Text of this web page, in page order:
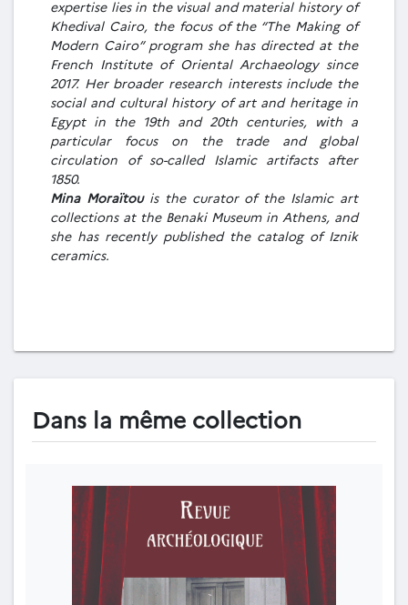
expertise lies in the visual and material history of
Khedival Cairo, the focus of the “The Making of
Modern Cairo” program she has directed at the
French Institute of Oriental Archaeology since
2017. Her broader research interests include the
social and cultural history of art and heritage in
Egypt in the 19th and 20th centuries, with a
particular focus on the trade and global
circulation of so-called Islamic artifacts after
1850.
Mina Moraïtouis the curator of the Islamic art
collections at the Benaki Museum in Athens, and
she has recently published the catalog of Iznik
ceramics.
Dans la même collection